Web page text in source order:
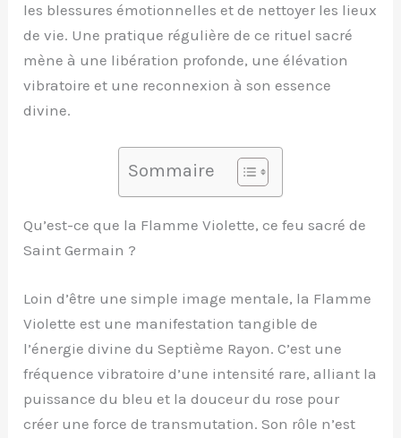
les blessures émotionnelles et de nettoyer les lieux
de vie. Une pratique régulière de ce rituel sacré
mène à une libération profonde, une élévation
vibratoire et une reconnexion à son essence
divine.
Sommaire
Qu’est-ce que la Flamme Violette, ce feu sacré de
Saint Germain ?
Loin d’être une simple image mentale, la Flamme
Violette est une manifestation tangible de
l’énergie divine du Septième Rayon. C’est une
fréquence vibratoire d’une intensité rare, alliant la
puissance du bleu et la douceur du rose pour
créer une force de transmutation. Son rôle n’est